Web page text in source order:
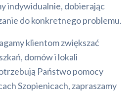
indywidualnie, dobierając
do konkretnego problemu.
klientom zwiększać
domów i lokali
Państwo pomocy
Szopienicach, zapraszamy